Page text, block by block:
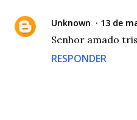
Unknown 13 de
Senhor amado
RESPONDER